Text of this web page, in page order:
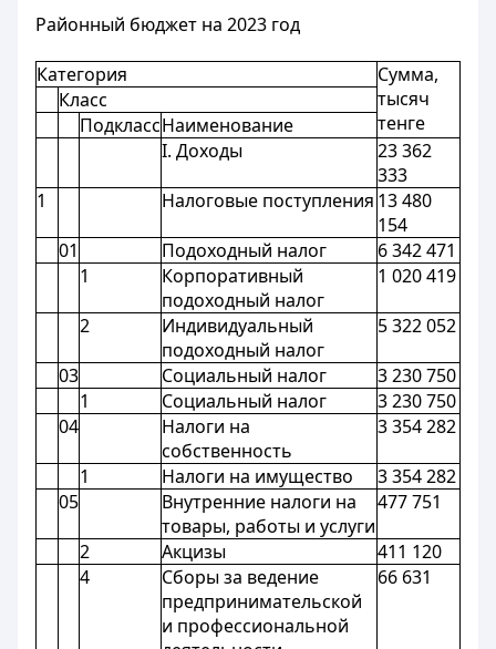
Районный бюджет на 2023 год
Категория
Сумма,
тысяч
тенге
Класс
ПодклассНаименование
I. Доходы
23 362
333
1
Налоговые поступления 13 480
154
01
Подоходный налог
6 342 471
1
Корпоративный
подоходный налог
1 020 419
2
Индивидуальный
подоходный налог
5 322 052
03 Социальный налог
3 230 750
1
Социальный налог
3 230 750
04
Налоги на
собственность
3 354 282
1 Налоги на имущество
3 354 282
05
Внутренние налоги на
товары, работы и услуги
477 751
2 Акцизы
411 120
4
Сборы за ведение
предпринимательской
и профессиональной
66 631